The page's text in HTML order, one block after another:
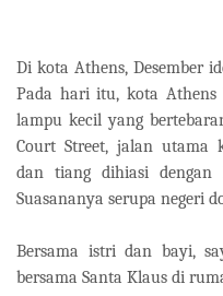
Di kota Athens, Desember
Pada hari itu, kota
lampu kecil yang
Court Street, jalan utama
dan tiang dihiasi dengan
Suasananya serupa negeri
Bersama istri dan bayi,
bersama Santa Klaus di